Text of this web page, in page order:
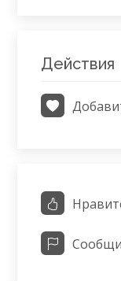
Действия